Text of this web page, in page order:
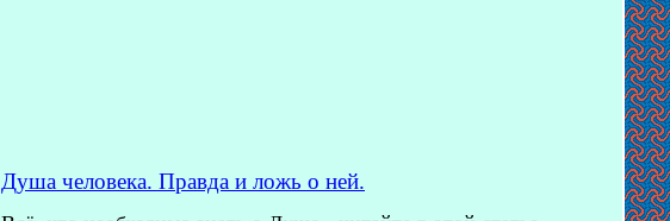
Душа человека. Правда и ложь о ней.